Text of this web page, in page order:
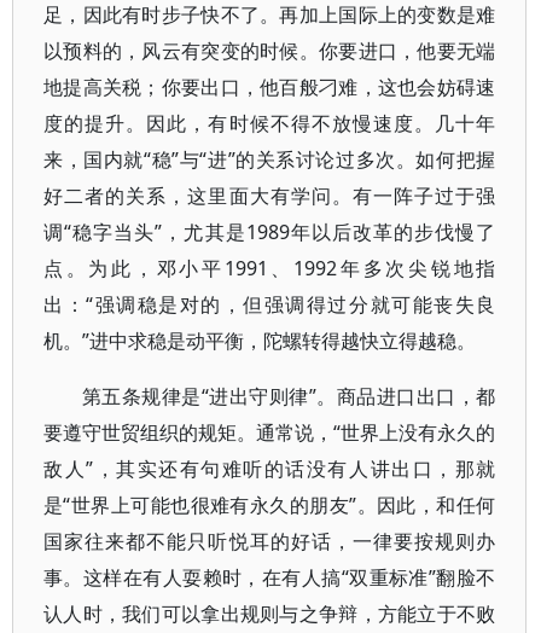
足，因此有时步子快不了。再加上国际上的变数是难
以预料的，风云有突变的时候。你要进口，他要无端
地提高关税；你要出口，他百般刁难，这也会妨碍速
度的提升。因此，有时候不得不放慢速度。几十年
来，国内就“稳”与“进”的关系讨论过多次。如何把握
好二者的关系，这里面大有学问。有一阵子过于强
调“稳字当头”，尤其是1989年以后改革的步伐慢了
点。为此，邓小平1991、1992年多次尖锐地指
出：“强调稳是对的，但强调得过分就可能丧失良
机。”进中求稳是动平衡，陀螺转得越快立得越稳。
第五条规律是“进出守则律”。商品进口出口，都
要遵守世贸组织的规矩。通常说，“世界上没有永久的
敌人”，其实还有句难听的话没有人讲出口，那就
是“世界上可能也很难有永久的朋友”。因此，和任何
国家往来都不能只听悦耳的好话，一律要按规则办
事。这样在有人耍赖时，在有人搞“双重标准”翻脸不
认人时，我们可以拿出规则与之争辩，方能立于不败